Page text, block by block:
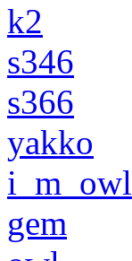
k2
s346
s366
yakko
i_m_owl
gem